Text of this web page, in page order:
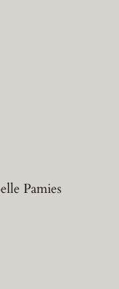
Pamies